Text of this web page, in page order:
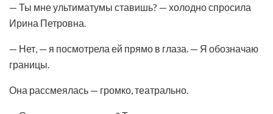
— Ты мне ультиматумы ставишь? — холодно спросила
Ирина Петровна.
— Нет, — я посмотрела ей прямо в глаза. — Я обозначаю
границы.
Она рассмеялась — громко, театрально.